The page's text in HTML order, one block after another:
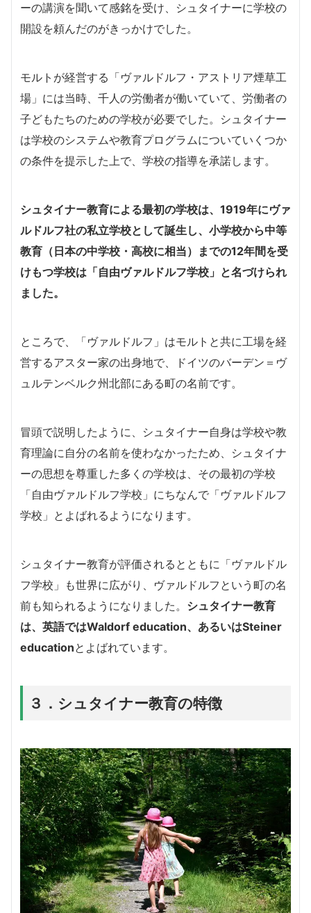
ーの講演を聞いて感銘を受け、シュタイナーに学校の
開設を頼んだのがきっかけでした。
モルトが経営する「ヴァルドルフ・アストリア煙草工
場」には当時、千人の労働者が働いていて、労働者の
子どもたちのための学校が必要でした。シュタイナー
は学校のシステムや教育プログラムについていくつか
の条件を提示した上で、学校の指導を承諾します。
シュタイナー教育による最初の学校は、1919年にヴァ
ルドルフ社の私立学校として誕生し、小学校から中等
教育（日本の中学校・高校に相当）までの12年間を受
けもつ学校は「自由ヴァルドルフ学校」と名づけられ
ました。
ところで、「ヴァルドルフ」はモルトと共に工場を経
営するアスター家の出身地で、ドイツのバーデン＝ヴ
ュルテンベルク州北部にある町の名前です。
冒頭で説明したように、シュタイナー自身は学校や教
育理論に自分の名前を使わなかったため、シュタイナ
ーの思想を尊重した多くの学校は、その最初の学校
「自由ヴァルドルフ学校」にちなんで「ヴァルドルフ
学校」とよばれるようになります。
シュタイナー教育が評価されるとともに「ヴァルドル
フ学校」も世界に広がり、ヴァルドルフという町の名
前も知られるようになりました。 シュタイナー教育
は、英語ではWaldorf education、あるいはSteiner
educationとよばれています。
３．シュタイナー教育の特徴